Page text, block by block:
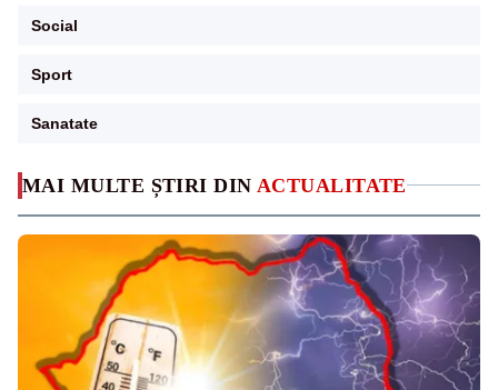
MAI MULTE ȘTIRI DIN ACTUALITATE
Social
Sport
Sanatate